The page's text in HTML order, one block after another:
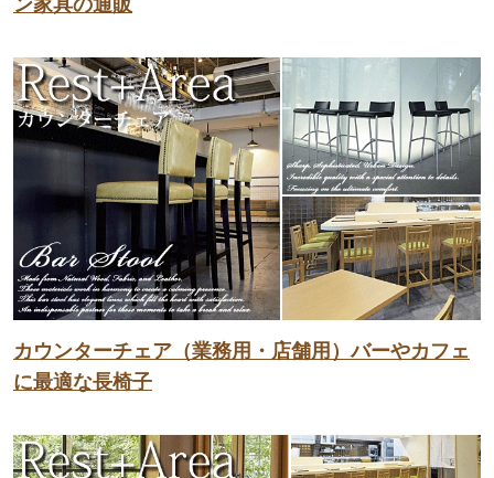
カウンターチェア（業務用・店舗用）バーやカフェ
に最適な長椅子